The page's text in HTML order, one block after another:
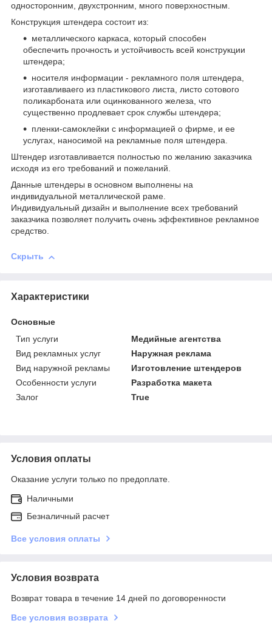
односторонним, двухстронним, много поверхностным.
Конструкция штендера состоит из:
металлического каркаса, который способен
обеспечить прочность и устойчивость всей конструкции
штендера;
носителя информации - рекламного поля штендера,
изготавливаего из пластикового листа, листо сотового
поликарбоната или оцинкованного железа, что
существенно продлевает срок службы штендера;
пленки-самоклейки с информацией о фирме, и ее
услугах, наносимой на рекламные поля штендера.
Штендер изготавливается полностью по желанию заказчика
исходя из его требований и пожеланий.
Данные штендеры в основном выполнены на
индивидуальной металлической раме.
Индивидуальный дизайн и выполнение всех требований
заказчика позволяет получить очень эффективное рекламное
средство.
Скрыть
Характеристики
Основные
Тип услуги
Медийные агентства
Вид рекламных услуг
Наружная реклама
Вид наружной рекламы
Изготовление штендеров
Особенности услуги
Разработка макета
Залог
True
Условия оплаты
Оказание услуги только по предоплате.
Наличными
Безналичный расчет
Все условия оплаты
Условия возврата
Возврат товара в течение 14 дней по договоренности
Все условия возврата